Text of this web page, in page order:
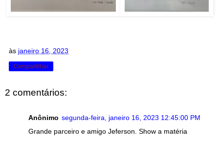
às janeiro 16, 2023
Compartilhar
2 comentários:
Anônimo segunda-feira, janeiro 16, 2023 12:45:00 PM
Grande parceiro e amigo Jeferson. Show a matéria